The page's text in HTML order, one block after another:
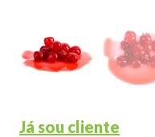
Já sou cliente